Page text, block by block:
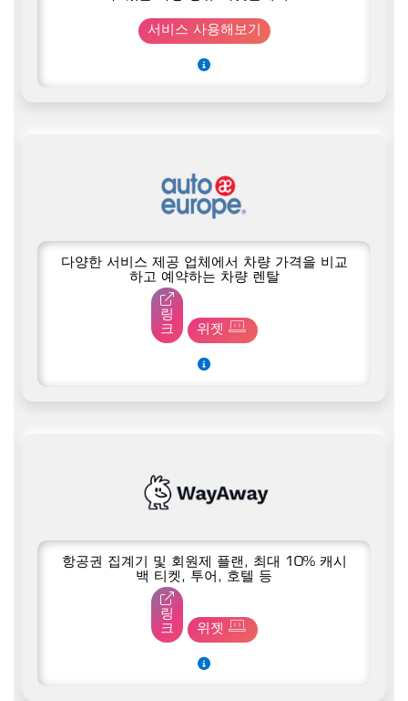
서비스 사용해보기
다양한 서비스 제공 업체에서 차량 가격을 비교
하고 예약하는 차량 렌탈
링
크
위젯
항공권 집계기 및 회원제 플랜, 최대 10% 캐시
백 티켓, 투어, 호텔 등
링
크
위젯